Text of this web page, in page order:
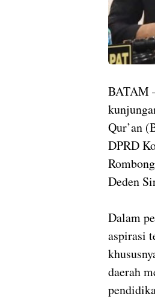
BATAM
Qur’an
DPRD
Deden
Dalam
aspirasi
daerah